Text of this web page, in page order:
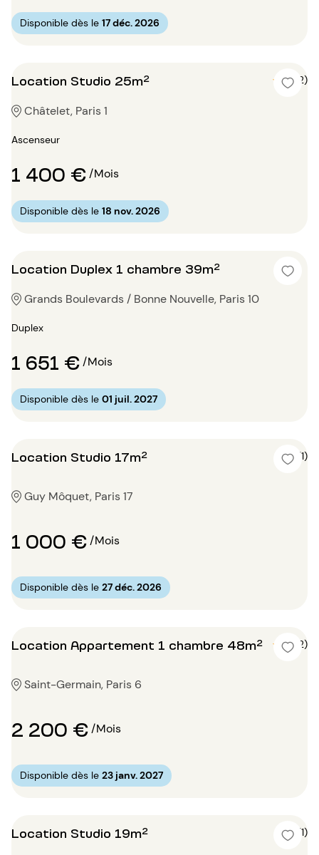
Disponible dès le 17 déc. 2026
Location Studio 25m² 5 (2)
Châtelet, Paris 1
Ascenseur
1 400 €/Mois
Disponible dès le 18 nov. 2026
Location Duplex 1 chambre 39m²
Grands Boulevards / Bonne Nouvelle, Paris 10
Duplex
1 651 €/Mois
Disponible dès le 01 juil. 2027
Location Studio 17m² 5 (1)
Guy Môquet, Paris 17
1 000 €/Mois
Disponible dès le 27 déc. 2026
Location Appartement 1 chambre 48m² 5 (2)
Saint-Germain, Paris 6
2 200 €/Mois
Disponible dès le 23 janv. 2027
Location Studio 19m² 5 (1)